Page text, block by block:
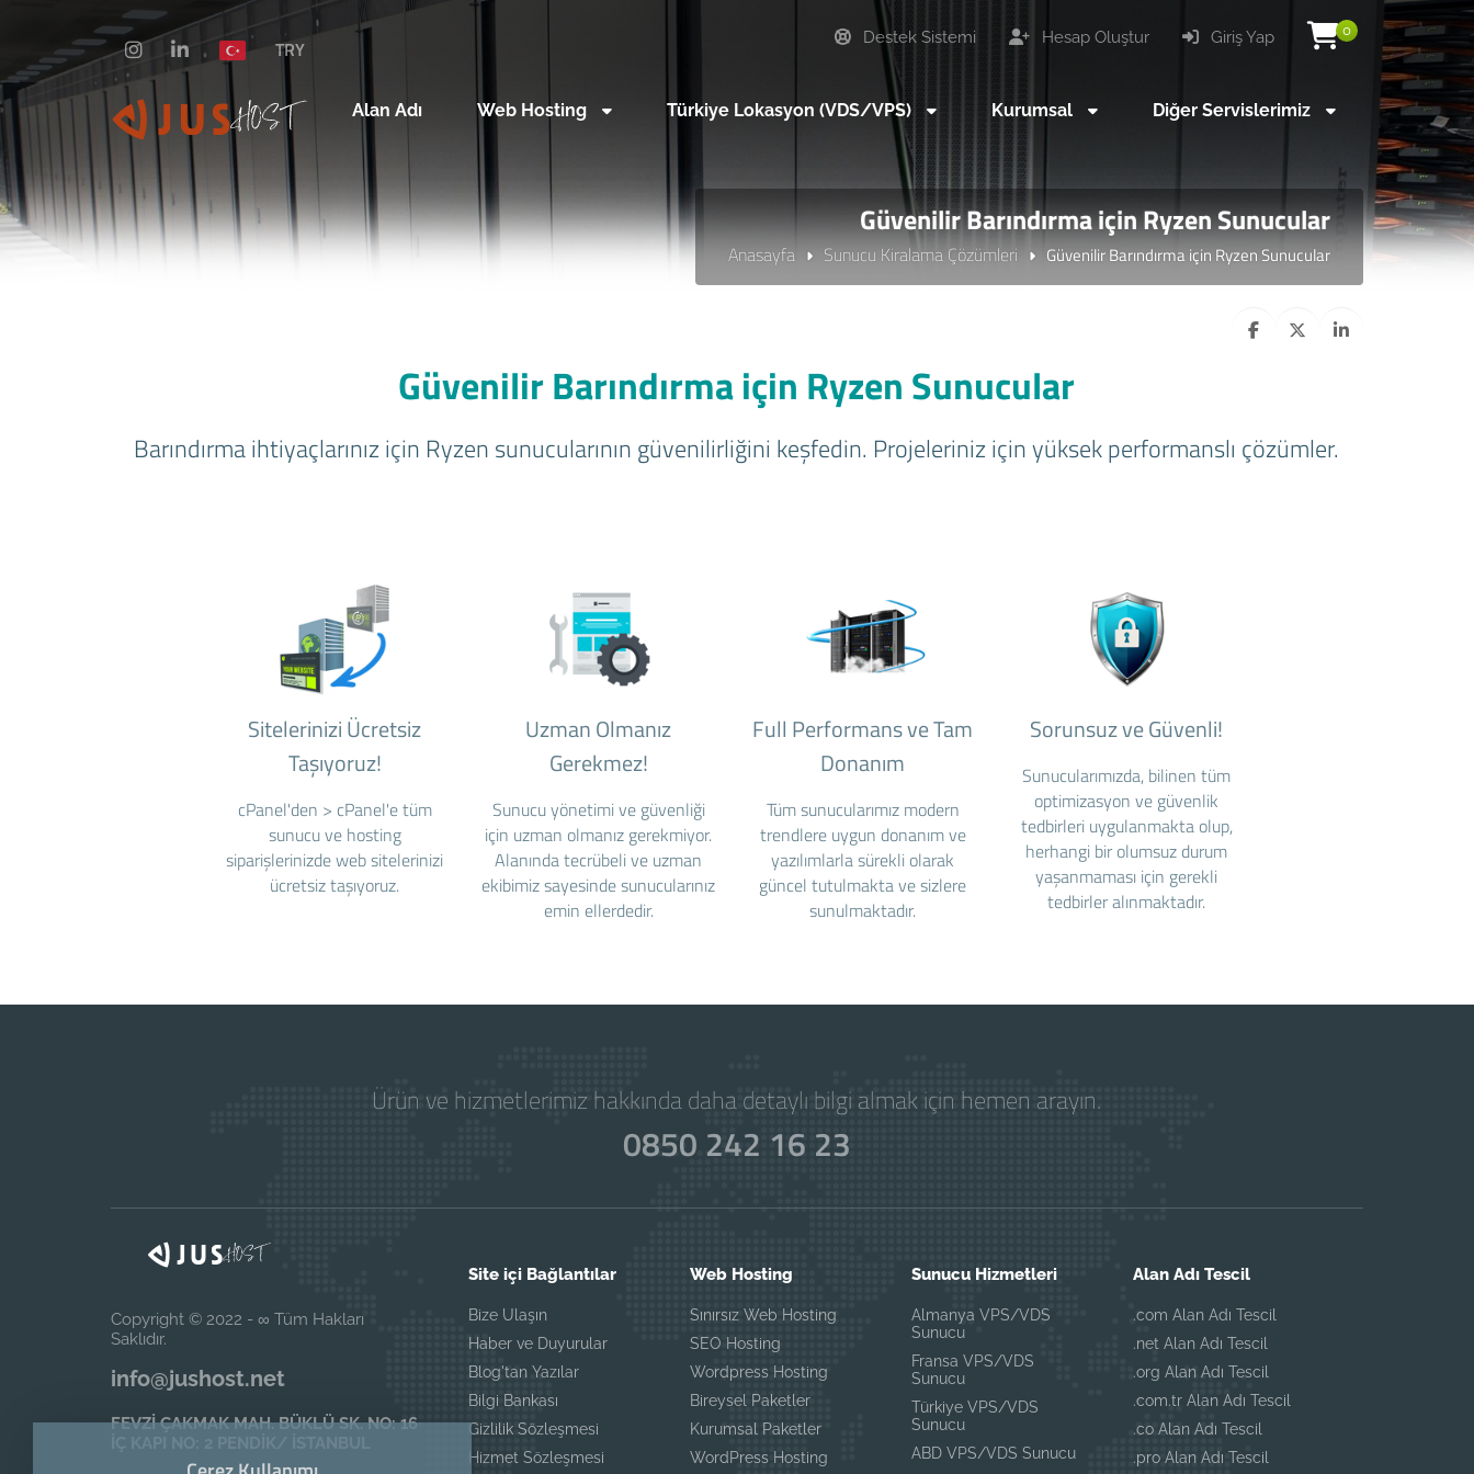
0
Giriş Yap
Hesap Oluştur
Destek Sistemi
TRY
Alan Adı Web Hosting Türkiye Lokasyon (VDS/VPS) Kurumsal Diğer Servislerimiz
Güvenilir Barındırma için Ryzen Sunucular
Anasayfa Sunucu Kiralama Çözümleri Güvenilir Barındırma için Ryzen Sunucular
Güvenilir Barındırma için Ryzen Sunucular
Barındırma ihtiyaçlarınız için Ryzen sunucularının güvenilirliğini keşfedin. Projeleriniz için yüksek performanslı çözümler.
Sitelerinizi Ücretsiz
Taşıyoruz!
cPanel'den > cPanel'e tüm
sunucu ve hosting
siparişlerinizde web sitelerinizi
ücretsiz taşıyoruz.
Uzman Olmanız
Gerekmez!
Sunucu yönetimi ve güvenliği
için uzman olmanız gerekmiyor.
Alanında tecrübeli ve uzman
ekibimiz sayesinde sunucularınız
emin ellerdedir.
Full Performans ve Tam
Donanım
Tüm sunucularımız modern
trendlere uygun donanım ve
yazılımlarla sürekli olarak
güncel tutulmakta ve sizlere
sunulmaktadır.
Sorunsuz ve Güvenli!
Sunucularımızda, bilinen tüm
optimizasyon ve güvenlik
tedbirleri uygulanmakta olup,
herhangi bir olumsuz durum
yaşanmaması için gerekli
tedbirler alınmaktadır.
Ürün ve hizmetlerimiz hakkında daha detaylı bilgi almak için hemen arayın.
0850 242 16 23
Copyright © 2022 - ∞ Tüm Hakları
Saklıdır.
info@jushost.net
FEVZİ ÇAKMAK MAH. BÜKLÜ SK. NO: 16
Site içi Bağlantılar
Bize Ulaşın
Haber ve Duyurular
Blog'tan Yazılar
Bilgi Bankası
Gizlilik Sözleşmesi
Hizmet Sözleşmesi
Web Hosting
Sınırsız Web Hosting
SEO Hosting
Wordpress Hosting
Bireysel Paketler
Kurumsal Paketler
WordPress Hosting
Sunucu Hizmetleri
Almanya VPS/VDS
Sunucu
Fransa VPS/VDS
Sunucu
Türkiye VPS/VDS
Sunucu
ABD VPS/VDS Sunucu
Alan Adı Tescil
.com Alan Adı Tescil
.net Alan Adı Tescil
.org Alan Adı Tescil
.com.tr Alan Adı Tescil
.co Alan Adı Tescil
.pro Alan Adı Tescil